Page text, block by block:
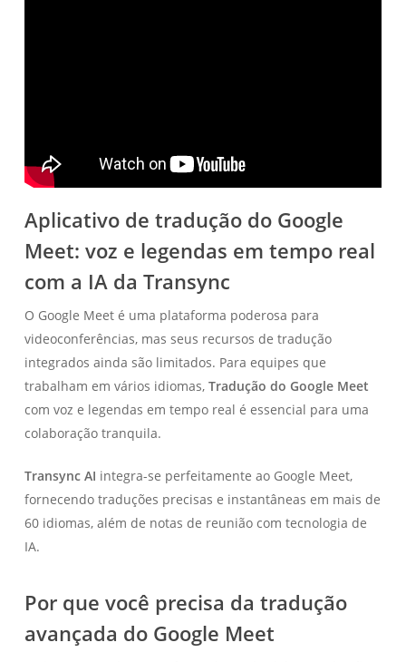
Aplicativo de tradução do Google
Meet: voz e legendas em tempo real
com a IA da Transync
O Google Meet é uma plataforma poderosa para
videoconferências, mas seus recursos de tradução
integrados ainda são limitados. Para equipes que
trabalham em vários idiomas, Tradução do Google Meet
com voz e legendas em tempo real é essencial para uma
colaboração tranquila.
Transync AI integra-se perfeitamente ao Google Meet,
fornecendo traduções precisas e instantâneas em mais de
60 idiomas, além de notas de reunião com tecnologia de
IA.
Por que você precisa da tradução
avançada do Google Meet